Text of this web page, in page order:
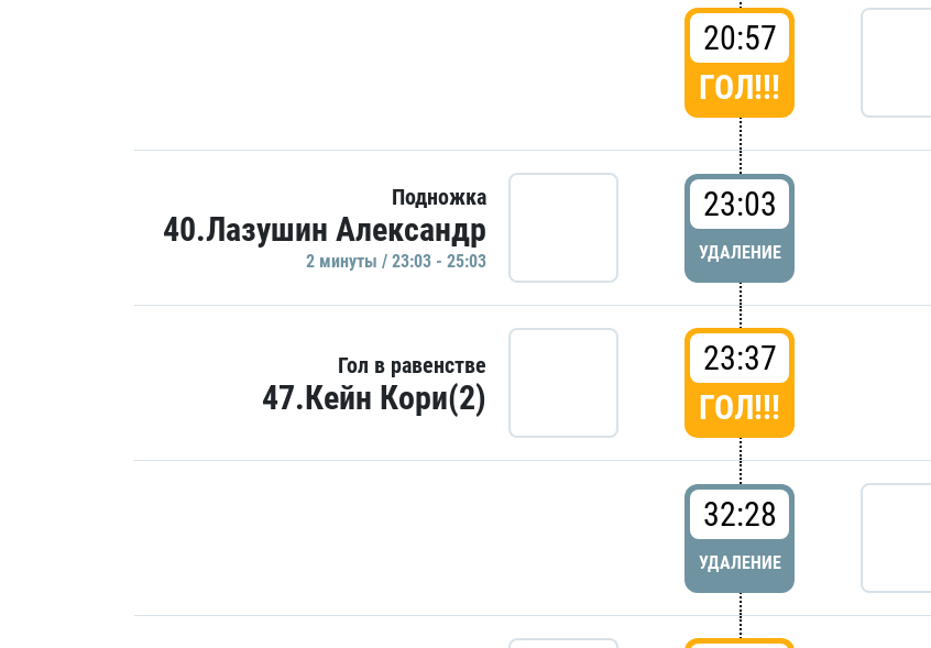
20:57
ГОЛ!!!
Подножка
40.Лазушин Александр
2 минуты / 23:03 - 25:03
23:03
УДАЛЕНИЕ
Гол в равенстве
47.Кейн Кори(2)
23:37
ГОЛ!!!
32:28
УДАЛЕНИЕ